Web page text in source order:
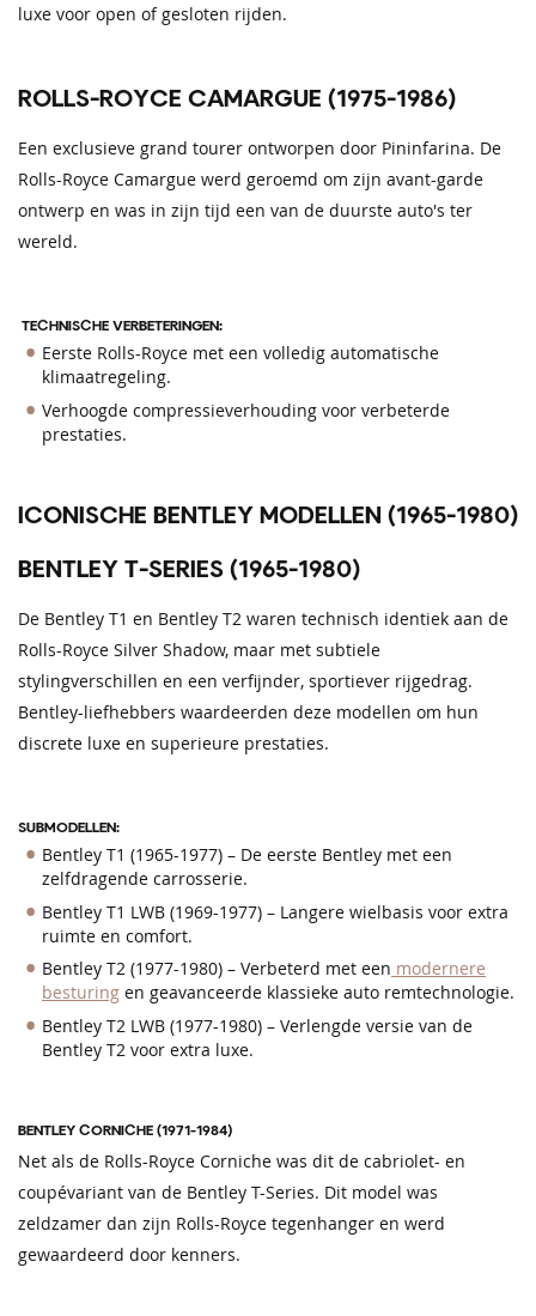
luxe voor open of gesloten rijden.
ROLLS-ROYCE CAMARGUE (1975-1986)
Een exclusieve grand tourer ontworpen door Pininfarina. De
Rolls-Royce Camargue werd geroemd om zijn avant-garde
ontwerp en was in zijn tijd een van de duurste auto's ter
wereld.
TECHNISCHE VERBETERINGEN:
Eerste Rolls-Royce met een volledig automatische
klimaatregeling.
Verhoogde compressieverhouding voor verbeterde
prestaties.
ICONISCHE BENTLEY MODELLEN (1965-1980)
BENTLEY T-SERIES (1965-1980)
De Bentley T1 en Bentley T2 waren technisch identiek aan de
Rolls-Royce Silver Shadow, maar met subtiele
stylingverschillen en een verfijnder, sportiever rijgedrag.
Bentley-liefhebbers waardeerden deze modellen om hun
discrete luxe en superieure prestaties.
SUBMODELLEN:
Bentley T1 (1965-1977) – De eerste Bentley met een
zelfdragende carrosserie.
Bentley T1 LWB (1969-1977) – Langere wielbasis voor extra
ruimte en comfort.
Bentley T2 (1977-1980) – Verbeterd met een modernere
besturing en geavanceerde klassieke auto remtechnologie.
Bentley T2 LWB (1977-1980) – Verlengde versie van de
Bentley T2 voor extra luxe.
BENTLEY CORNICHE (1971-1984)
Net als de Rolls-Royce Corniche was dit de cabriolet- en
coupévariant van de Bentley T-Series. Dit model was
zeldzamer dan zijn Rolls-Royce tegenhanger en werd
gewaardeerd door kenners.